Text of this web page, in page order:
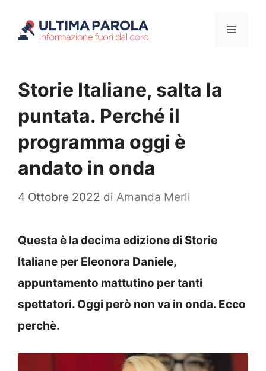
Menu
Storie Italiane, salta la
puntata. Perché il
programma oggi è
andato in onda
4 Ottobre 2022 di Amanda Merli
Questa è la decima edizione di Storie
Italiane per Eleonora Daniele,
appuntamento mattutino per tanti
spettatori. Oggi però non va in onda. Ecco
perchè.